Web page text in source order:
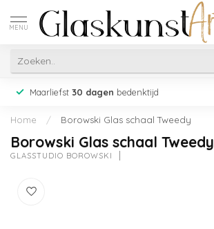
MENU
Maarliefst 30 dagen bedenktijd
Home / Borowski Glas schaal Tweedy
Borowski Glas schaal Tweedy
GLASSTUDIO BOROWSKI